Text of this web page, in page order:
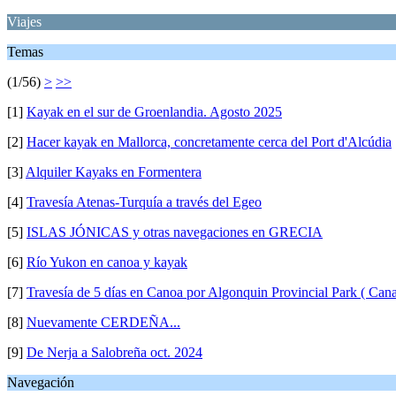
Viajes
Temas
(1/56) > >>
[1] Kayak en el sur de Groenlandia. Agosto 2025
[2] Hacer kayak en Mallorca, concretamente cerca del Port d'Alcúdia
[3] Alquiler Kayaks en Formentera
[4] Travesía Atenas-Turquía a través del Egeo
[5] ISLAS JÓNICAS y otras navegaciones en GRECIA
[6] Río Yukon en canoa y kayak
[7] Travesía de 5 días en Canoa por Algonquin Provincial Park (
[8] Nuevamente CERDEÑA...
[9] De Nerja a Salobreña oct. 2024
Navegación